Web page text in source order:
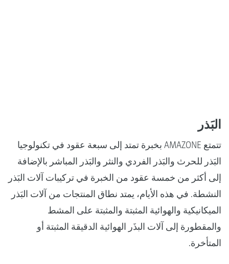
البَذر
تتمتع AMAZONE بخبرة تمتد إلى سبعة عقود في تكنولوجيا
البَذر للحرث والبَذر الفردي والنثر والبَذر المباشر بالإضافة
إلى أكثر من خمسة عقود من الخبرة في تركيبات آلات البَذر
النشطة. في هذه الأيام، يمتد نطاق المنتجات من آلات البَذر
الميكانيكية والهوائية المثبتة والمثبتة على المشط
والمقطورة إلى آلات البذَر الهوائية الدقيقة المثبتة أو
المتأخرة.